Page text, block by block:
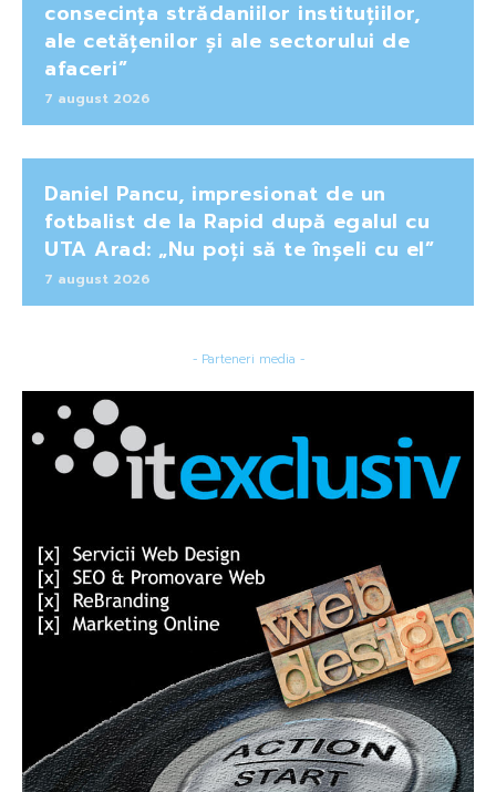
consecința strădaniilor instituțiilor,
ale cetățenilor și ale sectorului de
afaceri”
7 august 2026
Daniel Pancu, impresionat de un
fotbalist de la Rapid după egalul cu
UTA Arad: „Nu poți să te înșeli cu el”
7 august 2026
- Parteneri media -